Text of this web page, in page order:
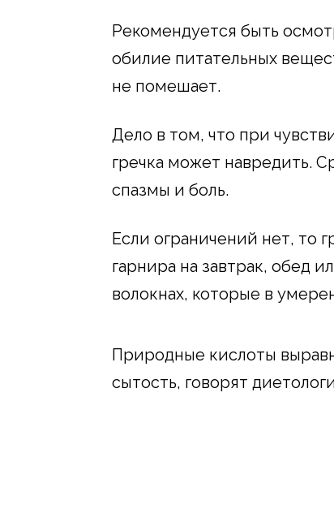
Рекомендуется быть
обилие питательных
не помешает.
Дело в том, что при
гречка может навредить.
спазмы и боль.
Если ограничений нет, то
гарнира на завтрак, обед
волокнах, которые в
Природные кислоты
сытость, говорят